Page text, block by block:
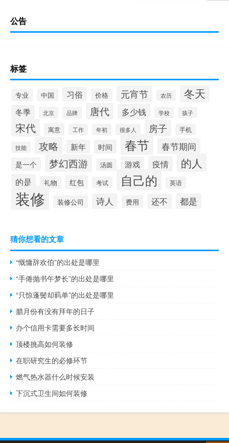
公告
标签
专业 中国 习俗 价格 元宵节 农历 冬天
冬季 北京 品牌 唐代 多少钱 学校 孩子
宋代 寓意 工作 年初 很多人 房子 手机
技能 攻略 新年 时间 春节 春节期间
是一个 梦幻西游 汤圆 游戏 疫情 的人
的是 礼物 红包 考试 自己的 英语
装修 装修公司 诗人 费用 还不 都是
猜你想看的文章
“慨慵辞欢伯”的出处是哪里
“手倦抛书午梦长”的出处是哪里
“只惊蓬鬓却羁单”的出处是哪里
腊月份有没有拜年的日子
办个信用卡需要多长时间
顶楼挑高如何装修
在职研究生的必修环节
燃气热水器什么时候安装
下沉式卫生间如何装修